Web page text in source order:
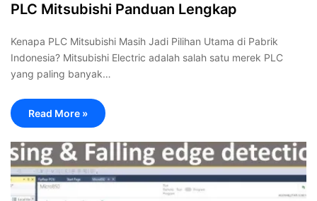
PLC Mitsubishi Panduan Lengkap
Kenapa PLC Mitsubishi Masih Jadi Pilihan Utama di Pabrik
Indonesia? Mitsubishi Electric adalah salah satu merek PLC
yang paling banyak…
Read More »